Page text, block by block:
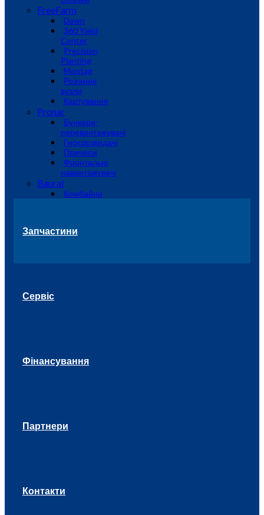
FreeFarm
Dawn
360 Yield
Center
Precision
Planting
Montag
Розчинні
вузли
Картування
Pronar
Бункери-
перевантажувачі
Гноєрозкидачі
Причепи
Фронтальні
навантажувачі
Baural
Комбайни
Запчастини
Сервіс
Фінансування
Партнери
Контакти